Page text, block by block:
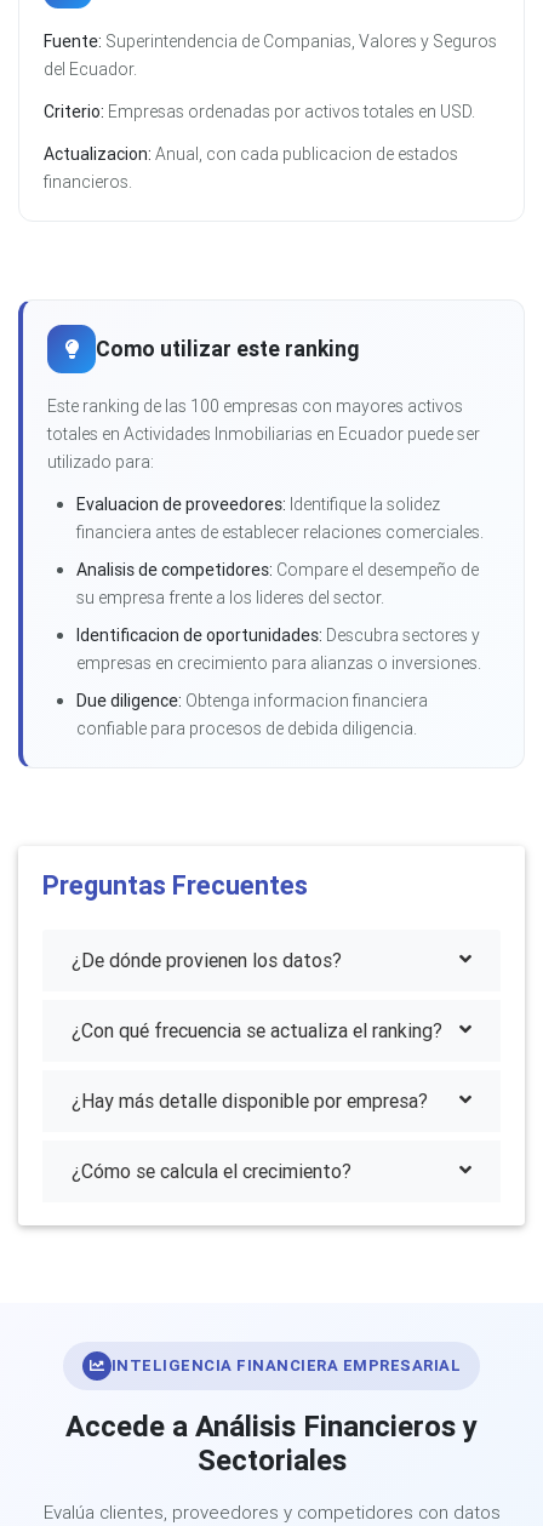
Fuente: Superintendencia de Companias, Valores y Seguros
del Ecuador.
Criterio: Empresas ordenadas por activos totales en USD.
Actualizacion: Anual, con cada publicacion de estados
financieros.
Como utilizar este ranking
Este ranking de las 100 empresas con mayores activos
totales en Actividades Inmobiliarias en Ecuador puede ser
utilizado para:
Evaluacion de proveedores: Identifique la solidez
financiera antes de establecer relaciones comerciales.
Analisis de competidores: Compare el desempeño de
su empresa frente a los lideres del sector.
Identificacion de oportunidades: Descubra sectores y
empresas en crecimiento para alianzas o inversiones.
Due diligence: Obtenga informacion financiera
confiable para procesos de debida diligencia.
Preguntas Frecuentes
¿De dónde provienen los datos?
¿Con qué frecuencia se actualiza el ranking?
¿Hay más detalle disponible por empresa?
¿Cómo se calcula el crecimiento?
INTELIGENCIA FINANCIERA EMPRESARIAL
Accede a Análisis Financieros y
Sectoriales
Evalúa clientes, proveedores y competidores con datos